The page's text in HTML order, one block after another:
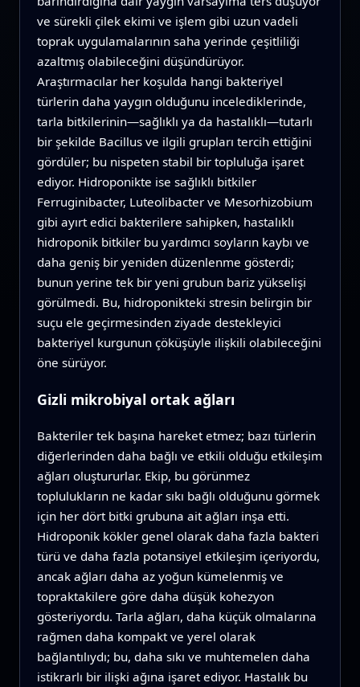
ve sürekli çilek ekimi ve işlem gibi uzun vadeli
toprak uygulamalarının saha yerinde çeşitliliği
azaltmış olabileceğini düşündürüyor.
Araştırmacılar her koşulda hangi bakteriyel
türlerin daha yaygın olduğunu incelediklerinde,
tarla bitkilerinin—sağlıklı ya da hastalıklı—tutarlı
bir şekilde Bacillus ve ilgili grupları tercih ettiğini
gördüler; bu nispeten stabil bir topluluğa işaret
ediyor. Hidroponikte ise sağlıklı bitkiler
Ferruginibacter, Luteolibacter ve Mesorhizobium
gibi ayırt edici bakterilere sahipken, hastalıklı
hidroponik bitkiler bu yardımcı soyların kaybı ve
daha geniş bir yeniden düzenlenme gösterdi;
bunun yerine tek bir yeni grubun bariz yükselişi
görülmedi. Bu, hidroponikteki stresin belirgin bir
suçu ele geçirmesinden ziyade destekleyici
bakteriyel kurgunun çöküşüyle ilişkili olabileceğini
öne sürüyor.
Gizli mikrobiyal ortak ağları
Bakteriler tek başına hareket etmez; bazı türlerin
diğerlerinden daha bağlı ve etkili olduğu etkileşim
ağları oluştururlar. Ekip, bu görünmez
toplulukların ne kadar sıkı bağlı olduğunu görmek
için her dört bitki grubuna ait ağları inşa etti.
Hidroponik kökler genel olarak daha fazla bakteri
türü ve daha fazla potansiyel etkileşim içeriyordu,
ancak ağları daha az yoğun kümelenmiş ve
topraktakilere göre daha düşük kohezyon
gösteriyordu. Tarla ağları, daha küçük olmalarına
rağmen daha kompakt ve yerel olarak
bağlantılıydı; bu, daha sıkı ve muhtemelen daha
istikrarlı bir ilişki ağına işaret ediyor. Hastalık bu